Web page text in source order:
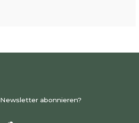
abonnieren?